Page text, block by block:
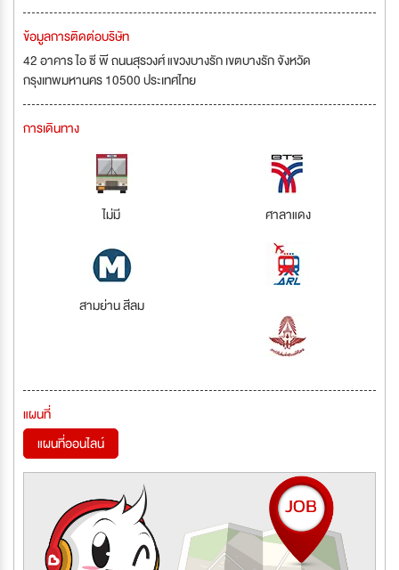
ข้อมูลการติดต่อบริษัท
42 อาคาร ไอ ซี พี ถนนสุรวงศ์ แขวงบางรัก เขตบางรัก จังหวัด
กรุงเทพมหานคร 10500 ประเทศไทย
การเดินทาง
ไม่มี ศาลาแดง
สามย่าน สีลม
แผนที่
แผนที่ออนไลน์